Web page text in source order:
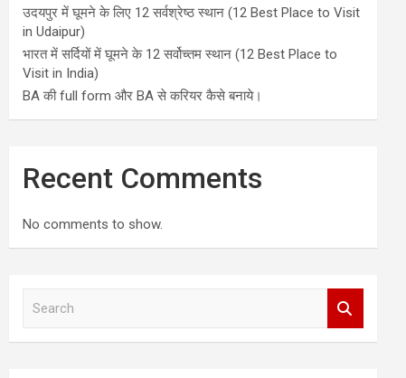
उदयपुर में घूमने के लिए 12 सर्वश्रेष्ठ स्थान (12 Best Place to Visit
in Udaipur)
भारत में सर्दियों में घूमने के 12 सर्वोच्तम स्थान (12 Best Place to
Visit in India)
BA की full form और BA से करियर कैसे बनाये।
Recent Comments
No comments to show.